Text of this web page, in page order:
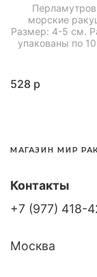
морские
Размер: 4-5 см.
упакованы по
528 р
МАГАЗИН МИР
Контакты
+7 (977) 418-
Москва